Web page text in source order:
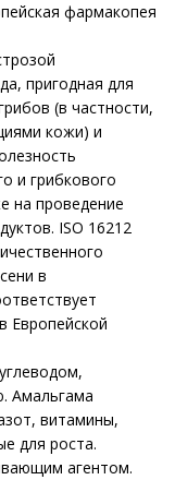
фармакопея
пригодная для
(в частности,
кожи) и
и грибкового
на проведение
ISO 16212
в
Европейской
Амальгама
витамины,
для роста.
агентом.